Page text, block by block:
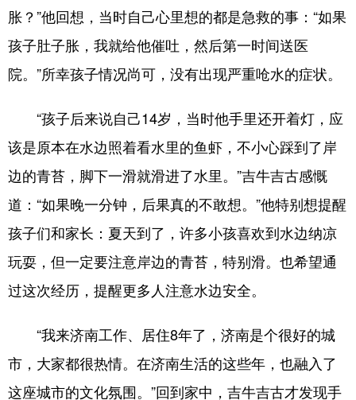
胀？”他回想，当时自己心里想的都是急救的事：“如果
孩子肚子胀，我就给他催吐，然后第一时间送医
院。”所幸孩子情况尚可，没有出现严重呛水的症状。
“孩子后来说自己14岁，当时他手里还开着灯，应
该是原本在水边照着看水里的鱼虾，不小心踩到了岸
边的青苔，脚下一滑就滑进了水里。”吉牛吉古感慨
道：“如果晚一分钟，后果真的不敢想。”他特别想提醒
孩子们和家长：夏天到了，许多小孩喜欢到水边纳凉
玩耍，但一定要注意岸边的青苔，特别滑。也希望通
过这次经历，提醒更多人注意水边安全。
“我来济南工作、居住8年了，济南是个很好的城
市，大家都很热情。在济南生活的这些年，也融入了
这座城市的文化氛围。”回到家中，吉牛吉古才发现手